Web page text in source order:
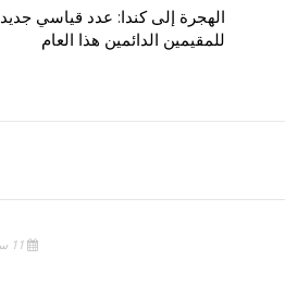
الهجرة إلى كندا: عدد قياسي جديد
للمقيمين الدائمين هذا العام
11 سنة منذ